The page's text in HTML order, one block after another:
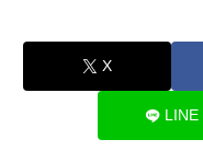
X
LINE